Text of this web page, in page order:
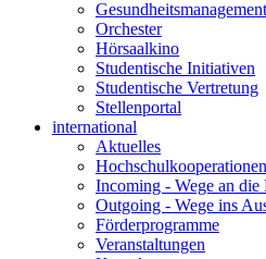
Gesundheitsmanagement
Orchester
Hörsaalkino
Studentische Initiativen
Studentische Vertretung
Stellenportal
international
Aktuelles
Hochschulkooperationen
Incoming - Wege an
Outgoing - Wege ins
Förderprogramme
Veranstaltungen